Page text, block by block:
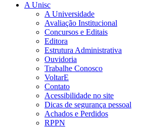
A Unisc
A Universidade
Avaliação Institucional
Concursos e Editais
Editora
Estrutura Administrativa
Ouvidoria
Trabalhe Conosco
VoltarE
Contato
Acessibilidade no site
Dicas de segurança pessoal
Achados e Perdidos
RPPN